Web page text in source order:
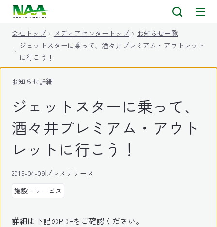
会社トップ メディアセンタートップ
お知らせ一覧
ジェットスターに乗って、酒々井プレミアム・アウトレット
に行こう！
お知らせ詳細
ジェットスターに乗って、
酒々井プレミアム・アウト
レットに行こう！
2015-04-09プレスリリース
施設・サービス
詳細は下記のPDFをご確認ください。